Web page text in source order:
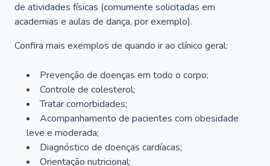
de atividades físicas (comumente solicitadas em
academias e aulas de dança, por exemplo).
Confira mais exemplos de quando ir ao clínico geral:
Prevenção de doenças em todo o corpo;
Controle de colesterol;
Tratar comorbidades;
Acompanhamento de pacientes com obesidade
leve e moderada;
Diagnóstico de doenças cardíacas;
Orientação nutricional;